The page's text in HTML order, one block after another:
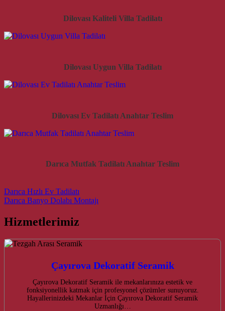
Dilovası Kaliteli Villa Tadilatı
Dilovası Uygun Villa Tadilatı
Dilovası Ev Tadilatı Anahtar Teslim
Darıca Mutfak Tadilatı Anahtar Teslim
Post navigation
Darıca Hızlı Ev Tadilatı
Darıca Banyo Dolabı Montajı
Hizmetlerimiz
Çayırova Dekoratif Seramik
Çayırova Dekoratif Seramik ile mekanlarınıza estetik ve
fonksiyonellik katmak için profesyonel çözümler sunuyoruz.
Hayallerinizdeki Mekanlar İçin Çayırova Dekoratif Seramik
Uzmanlığı…